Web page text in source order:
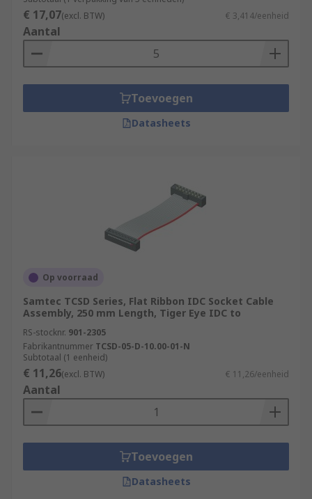
€ 17,07(excl. BTW) € 3,414/eenheid
Aantal
Toevoegen
Datasheets
Op voorraad
Samtec TCSD Series, Flat Ribbon IDC Socket Cable
Assembly, 250 mm Length, Tiger Eye IDC to
RS-stocknr. 901-2305
Fabrikantnummer TCSD-05-D-10.00-01-N
Subtotaal (1 eenheid)
€ 11,26(excl. BTW) € 11,26/eenheid
Aantal
Toevoegen
Datasheets